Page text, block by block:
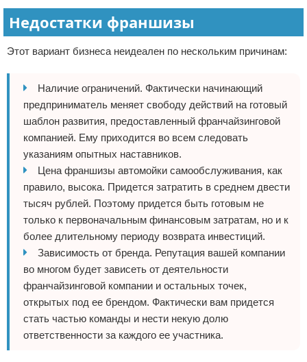
Недостатки франшизы
Этот вариант бизнеса неидеален по нескольким причинам:
Наличие ограничений. Фактически начинающий
предприниматель меняет свободу действий на готовый
шаблон развития, предоставленный франчайзинговой
компанией. Ему приходится во всем следовать
указаниям опытных наставников.
Цена франшизы автомойки самообслуживания, как
правило, высока. Придется затратить в среднем двести
тысяч рублей. Поэтому придется быть готовым не
только к первоначальным финансовым затратам, но и к
более длительному периоду возврата инвестиций.
Зависимость от бренда. Репутация вашей компании
во многом будет зависеть от деятельности
франчайзинговой компании и остальных точек,
открытых под ее брендом. Фактически вам придется
стать частью команды и нести некую долю
ответственности за каждого ее участника.